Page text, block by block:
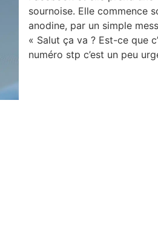
sournoise. Elle commence
anodine, par un simple
« Salut ça va ? Est-ce que
numéro stp c’est un peu